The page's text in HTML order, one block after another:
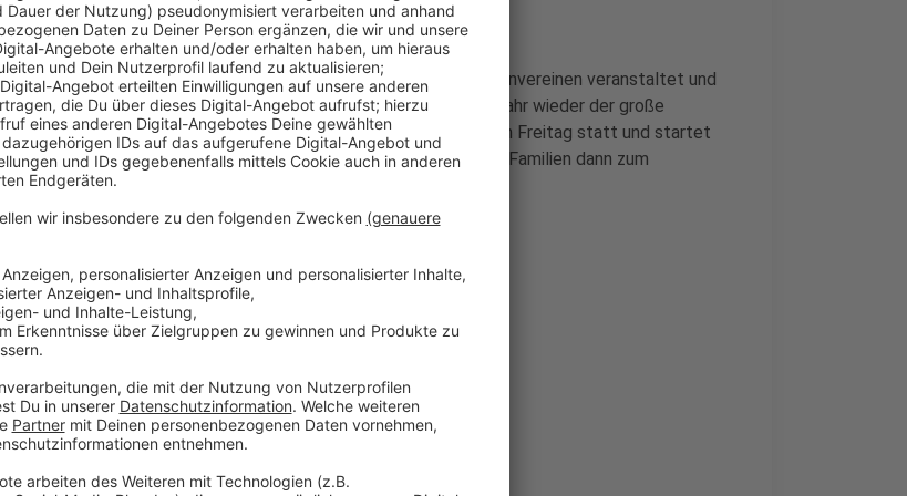
Sie werden dort vor allem von Schulen, Kindergärten und Schützenvereinen veranstaltet und
starten zwischen 17 und 18 Uhr. Ein Highlight ist auch in diesem Jahr wieder der große
Martinsumzug in der Innenstadt. Er findet diesmal am kommenden Freitag statt und startet
dort um 17 Uhr am Stiftsplatz. Von dort werden die Kapellen und Familien dann zum
Marktplatz ziehen.
Weitere Infos und Links zum Thema:
Anzeige
Hier geht es zu unserer Themenseite